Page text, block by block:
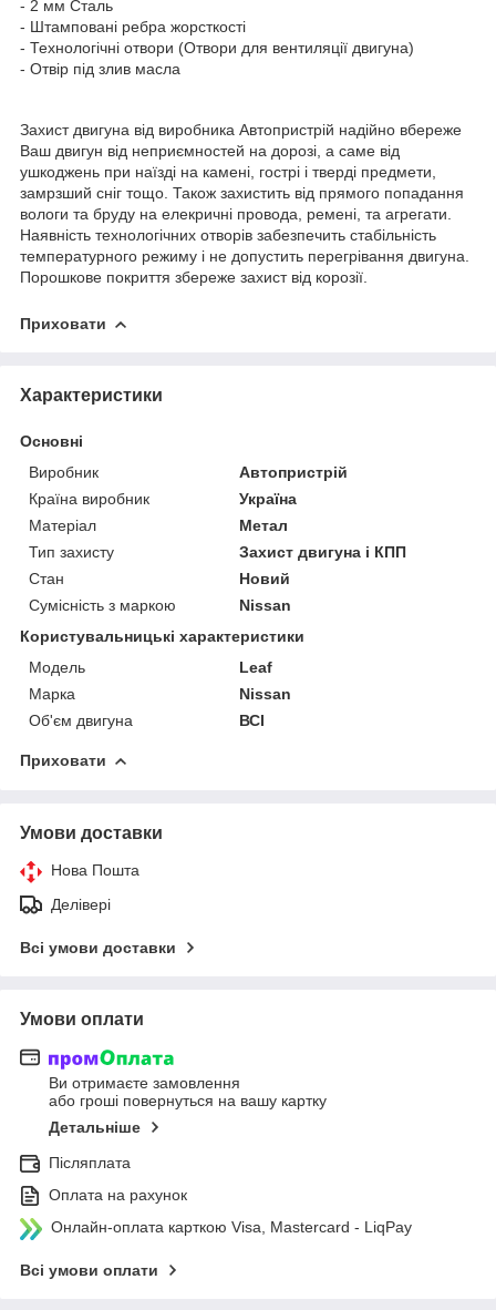
- 2 мм Сталь
- Штамповані ребра жорсткості
- Технологічні отвори (Отвори для вентиляції двигуна)
- Отвір під злив масла
Захист двигуна від виробника Автопристрій надійно вбереже
Ваш двигун від неприємностей на дорозі, а саме від
ушкоджень при наїзді на камені, гострі і тверді предмети,
замрзший сніг тощо. Також захистить від прямого попадання
вологи та бруду на елекричні провода, ремені, та агрегати.
Наявність технологічних отворів забезпечить стабільність
температурного режиму і не допустить перегрівання двигуна.
Порошкове покриття збереже захист від корозії.
Приховати
Характеристики
Основні
Виробник
Автопристрій
Країна виробник
Україна
Матеріал
Метал
Тип захисту
Захист двигуна і КПП
Стан
Новий
Сумісність з маркою
Nissan
Користувальницькі характеристики
Модель
Leaf
Марка
Nissan
Об'єм двигуна
ВСІ
Приховати
Умови доставки
Нова Пошта
Делівері
Всі умови доставки
Умови оплати
Ви отримаєте замовлення
або гроші повернуться на вашу картку
Детальніше
Післяплата
Оплата на рахунок
Онлайн-оплата карткою Visa, Mastercard - LiqPay
Всі умови оплати